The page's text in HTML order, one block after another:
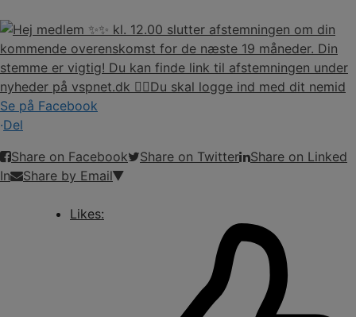
Se på Facebook
·Del
Share on Facebook
Share on Twitter
Share on Linked
In
Share by Email
Likes: